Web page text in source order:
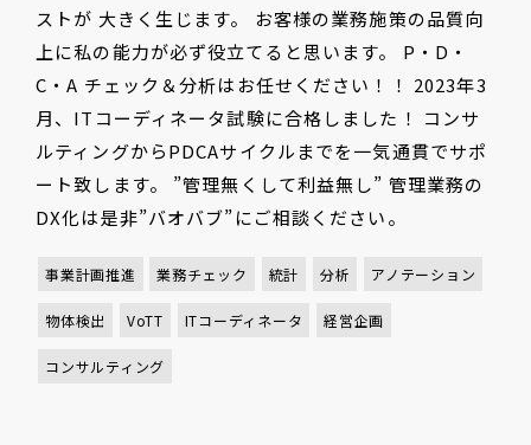
ストが 大きく生じます。 お客様の業務施策の品質向
上に私の能力が必ず役立てると思います。 P・D・
C・A チェック＆分析はお任せください！！ 2023年3
月、ITコーディネータ試験に合格しました！ コンサ
ルティングからPDCAサイクルまでを一気通貫でサポ
ート致します。 ”管理無くして利益無し” 管理業務の
DX化は是非”バオバブ”にご相談ください。
事業計画推進 業務チェック 統計 分析 アノテーション
物体検出 VoTT ITコーディネータ 経営企画
コンサルティング